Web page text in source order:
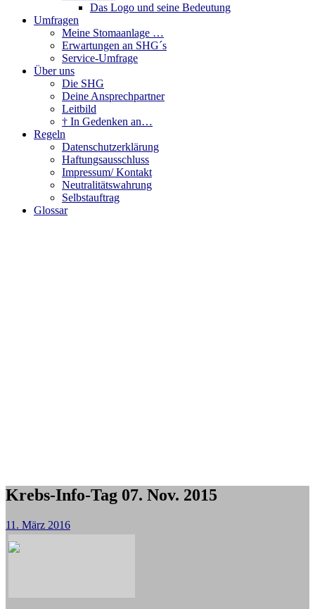
Das Logo und seine Bedeutung
Umfragen
Meine Stomaanlage …
Erwartungen an SHG´s
Service-Umfrage
Über uns
Die SHG
Deine Ansprechpartner
Leitbild
† In Gedenken an…
Regeln
Datenschutzerklärung
Haftungsausschluss
Impressum/ Kontakt
Neutralitätswahrung
Selbstauftrag
Glossar
Krebs-Info-Tag 07. Nov. 2015
11. März 2016